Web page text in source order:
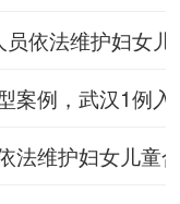
依法维护妇女
案例，武汉1例入
法维护妇女儿童